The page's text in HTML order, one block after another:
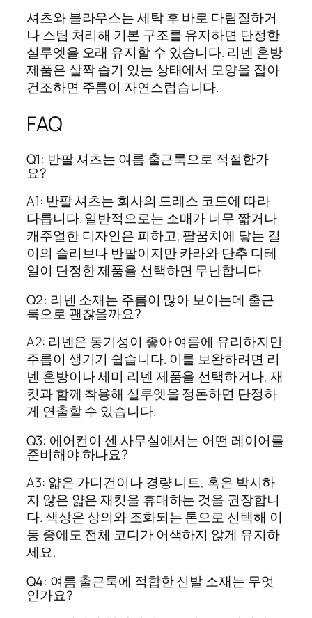
셔츠와 블라우스는 세탁 후 바로 다림질하거
나 스팀 처리해 기본 구조를 유지하면 단정한
실루엣을 오래 유지할 수 있습니다. 리넨 혼방
제품은 살짝 습기 있는 상태에서 모양을 잡아
건조하면 주름이 자연스럽습니다.
FAQ
Q1: 반팔 셔츠는 여름 출근룩으로 적절한가
요?
A1: 반팔 셔츠는 회사의 드레스 코드에 따라
다릅니다. 일반적으로는 소매가 너무 짧거나
캐주얼한 디자인은 피하고, 팔꿈치에 닿는 길
이의 슬리브나 반팔이지만 카라와 단추 디테
일이 단정한 제품을 선택하면 무난합니다.
Q2: 리넨 소재는 주름이 많아 보이는데 출근
룩으로 괜찮을까요?
A2: 리넨은 통기성이 좋아 여름에 유리하지만
주름이 생기기 쉽습니다. 이를 보완하려면 리
넨 혼방이나 세미 리넨 제품을 선택하거나, 재
킷과 함께 착용해 실루엣을 정돈하면 단정하
게 연출할 수 있습니다.
Q3: 에어컨이 센 사무실에서는 어떤 레이어를
준비해야 하나요?
A3: 얇은 가디건이나 경량 니트, 혹은 박시하
지 않은 얇은 재킷을 휴대하는 것을 권장합니
다. 색상은 상의와 조화되는 톤으로 선택해 이
동 중에도 전체 코디가 어색하지 않게 유지하
세요.
Q4: 여름 출근룩에 적합한 신발 소재는 무엇
인가요?